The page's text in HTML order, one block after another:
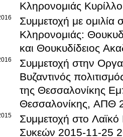
Συμμετοχή με ομιλία
Κληρονομιάς:
και Θουκυδίδειος
Συμμετοχή στην
Βυζαντινός
της Θεσσαλονίκης
Θεσσαλονίκης, ΑΠΘ
Συμμετοχή στο
Συκεών 2015-11-25